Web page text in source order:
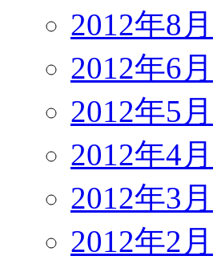
2012年8月
2012年6月
2012年5月
2012年4月
2012年3月
2012年2月